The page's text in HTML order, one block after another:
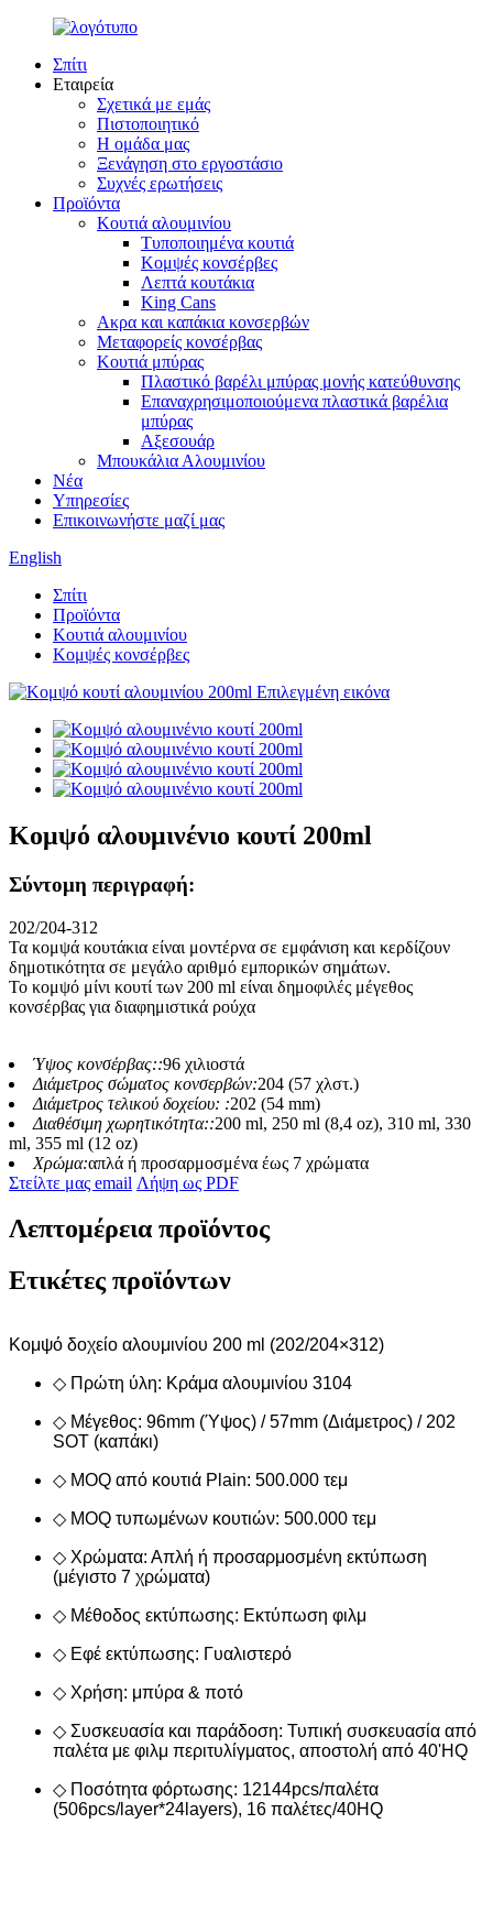
Σπίτι
Εταιρεία
Σχετικά με εμάς
Πιστοποιητικό
Η ομάδα μας
Ξενάγηση στο εργοστάσιο
Συχνές ερωτήσεις
Προϊόντα
Κουτιά αλουμινίου
Τυποποιημένα κουτιά
Κομψές κονσέρβες
Λεπτά κουτάκια
King Cans
Ακρα και καπάκια κονσερβών
Μεταφορείς κονσέρβας
Κουτιά μπύρας
Πλαστικό βαρέλι μπύρας μονής κατεύθυνσης
Επαναχρησιμοποιούμενα πλαστικά βαρέλια
μπύρας
Αξεσουάρ
Μπουκάλια Αλουμινίου
Νέα
Υπηρεσίες
Επικοινωνήστε μαζί μας
English
Σπίτι
Προϊόντα
Κουτιά αλουμινίου
Κομψές κονσέρβες
Κομψό αλουμινένιο κουτί 200ml
Σύντομη περιγραφή:
202/204-312
Τα κομψά κουτάκια είναι μοντέρνα σε εμφάνιση και κερδίζουν
δημοτικότητα σε μεγάλο αριθμό εμπορικών σημάτων.
Το κομψό μίνι κουτί των 200 ml είναι δημοφιλές μέγεθος
κονσέρβας για διαφημιστικά ρούχα
Ύψος κονσέρβας::96 χιλιοστά
Διάμετρος σώματος κονσερβών:204 (57 χλστ.)
Διάμετρος τελικού δοχείου: :202 (54 mm)
Διαθέσιμη χωρητικότητα::200 ml, 250 ml (8,4 oz), 310 ml, 330
ml, 355 ml (12 oz)
Χρώμα:απλά ή προσαρμοσμένα έως 7 χρώματα
Στείλτε μας email Λήψη ως PDF
Λεπτομέρεια προϊόντος
Ετικέτες προϊόντων
Κομψό δοχείο αλουμινίου 200 ml (202/204×312)
◇ Πρώτη ύλη: Κράμα αλουμινίου 3104
◇ Μέγεθος: 96mm (Ύψος) / 57mm (Διάμετρος) / 202
SOT (καπάκι)
◇ MOQ από κουτιά Plain: 500.000 τεμ
◇ MOQ τυπωμένων κουτιών: 500.000 τεμ
◇ Χρώματα: Απλή ή προσαρμοσμένη εκτύπωση
(μέγιστο 7 χρώματα)
◇ Μέθοδος εκτύπωσης: Εκτύπωση φιλμ
◇ Εφέ εκτύπωσης: Γυαλιστερό
◇ Χρήση: μπύρα & ποτό
◇ Συσκευασία και παράδοση: Τυπική συσκευασία από
παλέτα με φιλμ περιτυλίγματος, αποστολή από 40'HQ
◇ Ποσότητα φόρτωσης: 12144pcs/παλέτα
(506pcs/layer*24layers), 16 παλέτες/40HQ